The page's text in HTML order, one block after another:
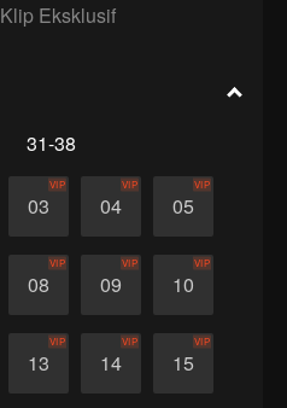
Klip Eksklusif
31-38
03
VIP
04
VIP
05
VIP
08
VIP
09
VIP
10
VIP
13
VIP
14
VIP
15
VIP